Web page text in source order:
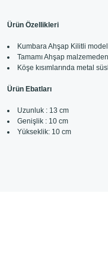
Ürün Özellikleri
Kumbara Ahşap Kilitli
Tamamı Ahşap
Köşe kısımlarında metal
Ürün Ebatları
Uzunluk : 13 cm
Genişlik : 10 cm
Yükseklik: 10 cm